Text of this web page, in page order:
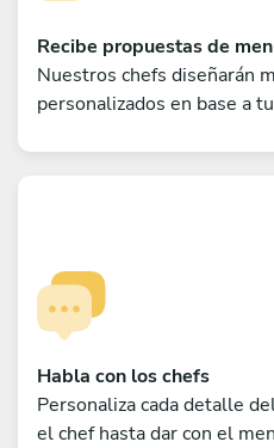
Recibe propuestas de
Nuestros chefs diseñarán
personalizados en base a
Habla con los chefs
Personaliza cada detalle
el chef hasta dar con el